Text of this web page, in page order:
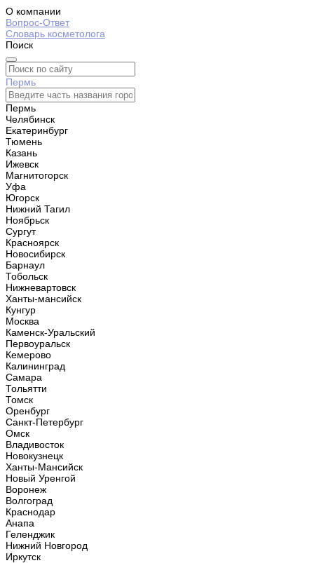
О компании
Вопрос-Ответ
Словарь косметолога
Поиск
Пермь
Пермь
Челябинск
Екатеринбург
Тюмень
Казань
Ижевск
Магнитогорск
Уфа
Югорск
Нижний Тагил
Ноябрьск
Сургут
Красноярск
Новосибирск
Барнаул
Тобольск
Нижневартовск
Ханты-мансийск
Кунгур
Москва
Каменск-Уральский
Первоуральск
Кемерово
Калининград
Самара
Тольятти
Томск
Оренбург
Санкт-Петербург
Омск
Владивосток
Новокузнецк
Ханты-Мансийск
Новый Уренгой
Воронеж
Волгоград
Краснодар
Анапа
Геленджик
Нижний Новгород
Иркутск